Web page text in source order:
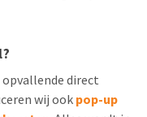
direct
wij ook pop-up